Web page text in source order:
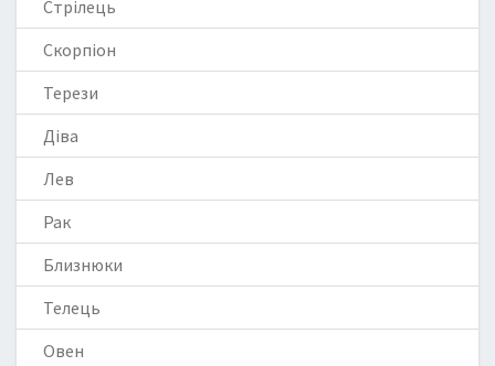
Стрілець
Скорпіон
Терези
Діва
Лев
Рак
Близнюки
Телець
Овен